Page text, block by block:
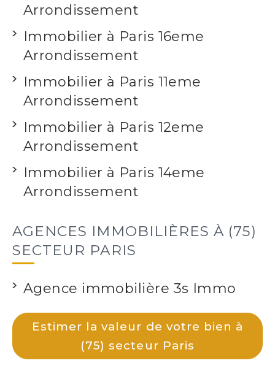
Arrondissement
Immobilier à Paris 16eme
Arrondissement
Immobilier à Paris 11eme
Arrondissement
Immobilier à Paris 12eme
Arrondissement
Immobilier à Paris 14eme
Arrondissement
AGENCES IMMOBILIÈRES À (75)
SECTEUR PARIS
Agence immobilière 3s Immo
Estimer la valeur de votre bien à
(75) secteur Paris